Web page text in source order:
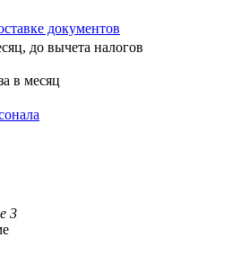
документов
до вычета налогов
в месяц
3